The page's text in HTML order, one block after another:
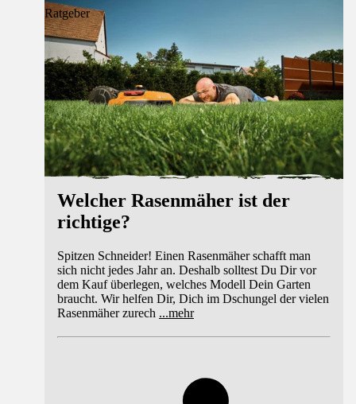
Ratgeber
Welcher Rasenmäher ist der
richtige?
Spitzen Schneider! Einen Rasenmäher schafft man
sich nicht jedes Jahr an. Deshalb solltest Du Dir vor
dem Kauf überlegen, welches Modell Dein Garten
braucht. Wir helfen Dir, Dich im Dschungel der vielen
Rasenmäher zurech ...mehr